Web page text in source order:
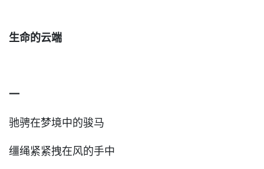
生命的云端
一
驰骋在梦境中的骏马
缰绳紧紧拽在风的手中